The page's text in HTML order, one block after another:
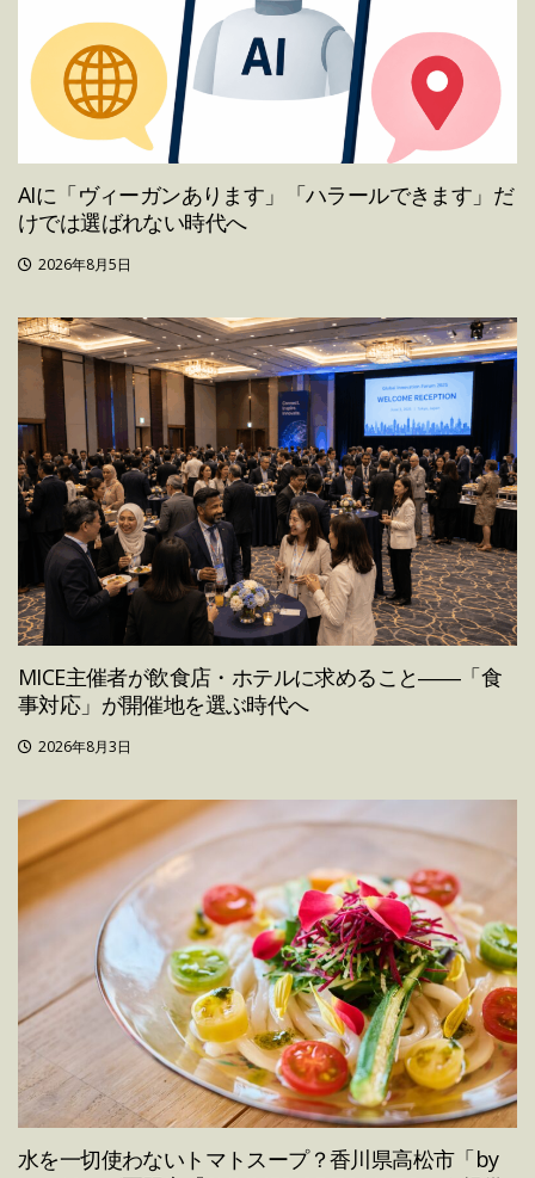
AIに「ヴィーガンあります」「ハラールできます」だ
けでは選ばれない時代へ
2026年8月5日
MICE主催者が飲食店・ホテルに求めること――「食
事対応」が開催地を選ぶ時代へ
2026年8月3日
水を一切使わないトマトスープ？香川県高松市「by